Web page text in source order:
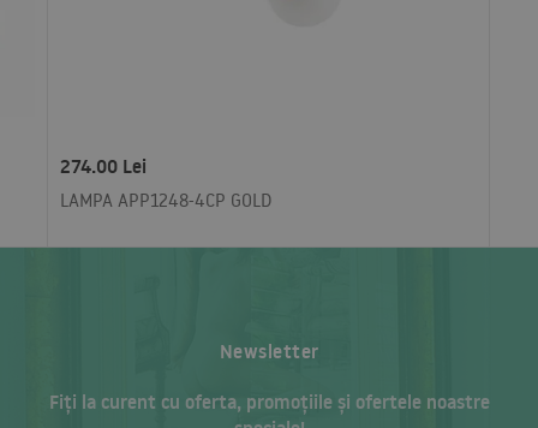
274.00 Lei
LAMPA APP1248-4CP GOLD
Newsletter
Fiți la curent cu oferta, promoțiile și ofertele noastre